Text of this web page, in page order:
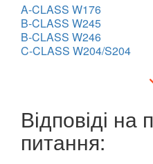
A-CLASS W176
B-CLASS W245
B-CLASS W246
C-CLASS W204/S204
Відповіді на
питання: